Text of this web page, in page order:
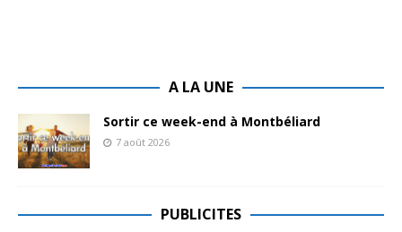
A LA UNE
Sortir ce week-end à Montbéliard
7 août 2026
PUBLICITES